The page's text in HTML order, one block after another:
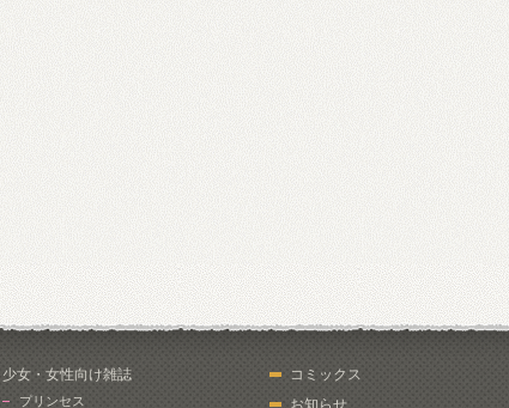
少女・女性向け雑誌
プリンセス
コミックス
お知らせ